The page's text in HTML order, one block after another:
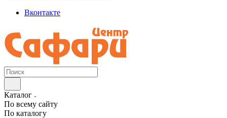
Вконтакте
Каталог
По всему сайту
По каталогу